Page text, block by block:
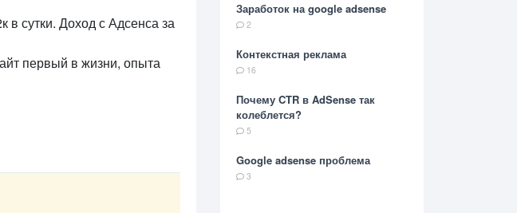
сутки. Доход с Адсенса за
первый в жизни, опыта
Заработок на google adsense
2
Контекстная реклама
16
Почему CTR в AdSense так
колеблется?
5
Google adsense проблема
3